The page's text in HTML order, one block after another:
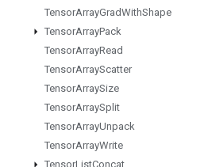
TensorArrayGradWithShape
TensorArrayPack
TensorArrayRead
TensorArrayScatter
TensorArraySize
TensorArraySplit
TensorArrayUnpack
TensorArrayWrite
TensorListConcat